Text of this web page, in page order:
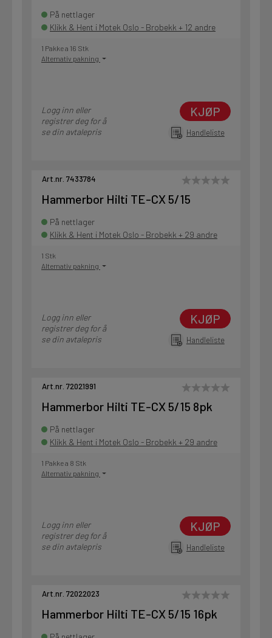
På nettlager
Klikk & Hent i Motek Oslo - Brobekk + 12 andre
1 Pakke a 16 Stk
Alternativ pakning
Logg inn eller
registrer deg for å
se din avtalepris
KJØP
Handleliste
Art.nr. 7433784
Hammerbor Hilti TE-CX 5/15
På nettlager
Klikk & Hent i Motek Oslo - Brobekk + 29 andre
1 Stk
Alternativ pakning
Logg inn eller
registrer deg for å
se din avtalepris
KJØP
Handleliste
Art.nr. 72021991
Hammerbor Hilti TE-CX 5/15 8pk
På nettlager
Klikk & Hent i Motek Oslo - Brobekk + 29 andre
1 Pakke a 8 Stk
Alternativ pakning
Logg inn eller
registrer deg for å
se din avtalepris
KJØP
Handleliste
Art.nr. 72022023
Hammerbor Hilti TE-CX 5/15 16pk